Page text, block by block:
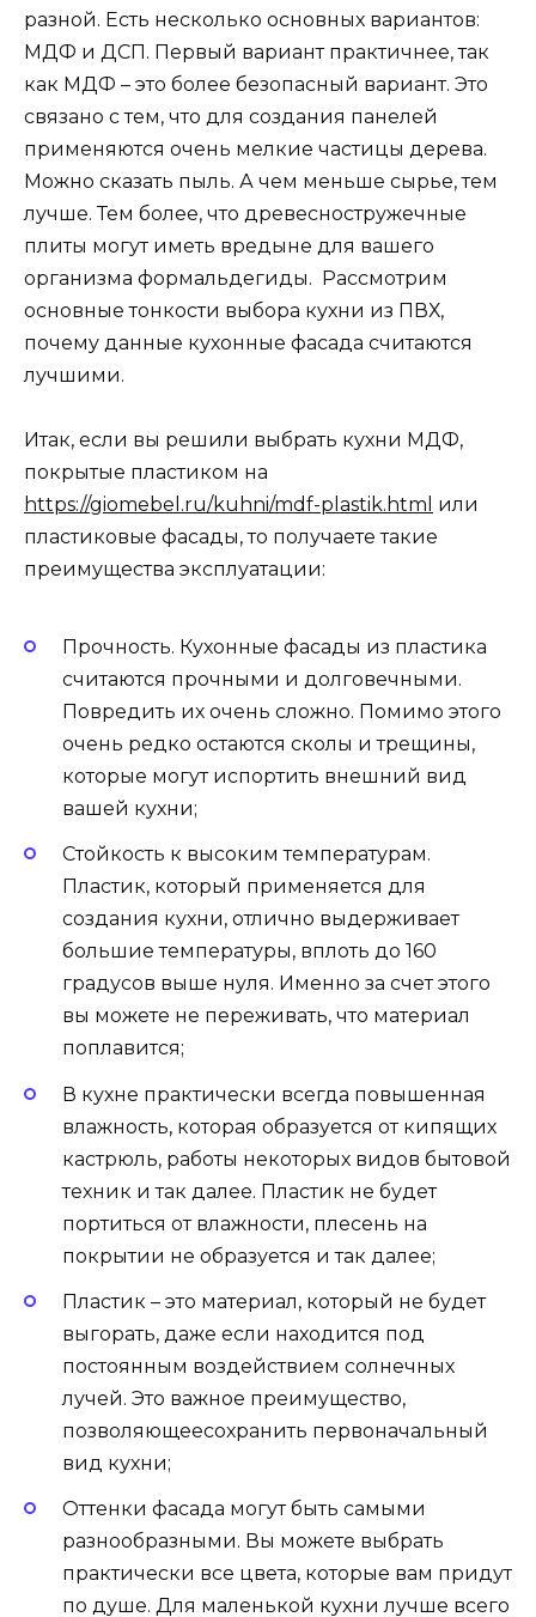
разной. Есть несколько основных вариантов:
МДФ и ДСП. Первый вариант практичнее, так
как МДФ – это более безопасный вариант. Это
связано с тем, что для создания панелей
применяются очень мелкие частицы дерева.
Можно сказать пыль. А чем меньше сырье, тем
лучше. Тем более, что древесностружечные
плиты могут иметь вредыне для вашего
организма формальдегиды. Рассмотрим
основные тонкости выбора кухни из ПВХ,
почему данные кухонные фасада считаются
лучшими.
Итак, если вы решили выбрать кухни МДФ,
покрытые пластиком на
https://giomebel.ru/kuhni/mdf-plastik.html или
пластиковые фасады, то получаете такие
преимущества эксплуатации:
Прочность. Кухонные фасады из пластика
считаются прочными и долговечными.
Повредить их очень сложно. Помимо этого
очень редко остаются сколы и трещины,
которые могут испортить внешний вид
вашей кухни;
Стойкость к высоким температурам.
Пластик, который применяется для
создания кухни, отлично выдерживает
большие температуры, вплоть до 160
градусов выше нуля. Именно за счет этого
вы можете не переживать, что материал
поплавится;
В кухне практически всегда повышенная
влажность, которая образуется от кипящих
кастрюль, работы некоторых видов бытовой
техник и так далее. Пластик не будет
портиться от влажности, плесень на
покрытии не образуется и так далее;
Пластик – это материал, который не будет
выгорать, даже если находится под
постоянным воздействием солнечных
лучей. Это важное преимущество,
позволяющеесохранить первоначальный
вид кухни;
Оттенки фасада могут быть самыми
разнообразными. Вы можете выбрать
практически все цвета, которые вам придут
по душе. Для маленькой кухни лучше всего